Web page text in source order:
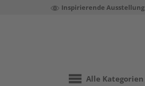
Inspirierende Ausstellung
Alle Kategorien